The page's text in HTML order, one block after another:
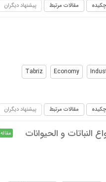
چکیده مقالات مرتبط پیشنهاد دیگران
Economy
Tabriz
چکیده مقالات مرتبط پیشنهاد دیگران
رقم 05-29 المتعلق بحمایة أنواع النباتات و الحیوانات
مقاله